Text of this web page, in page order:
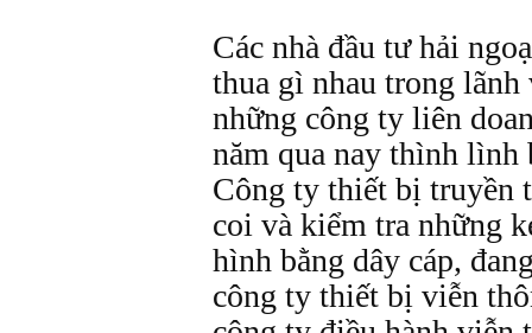
Các nhà đầu tư hải
thua gì nhau trong
những công ty liên
năm qua nay thình
Công ty thiết bị truyền
coi và kiểm tra những
hình bằng dây cáp,
công ty thiết bị viễn